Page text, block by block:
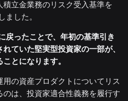
積立金業務のリスク受入基準を
ました。
戻ったことで、年初の基準引き
れていた堅実型投資家の一部が、
とになります。
の資産プロダクトについてリス
のは、投資家適合性義務を履行す